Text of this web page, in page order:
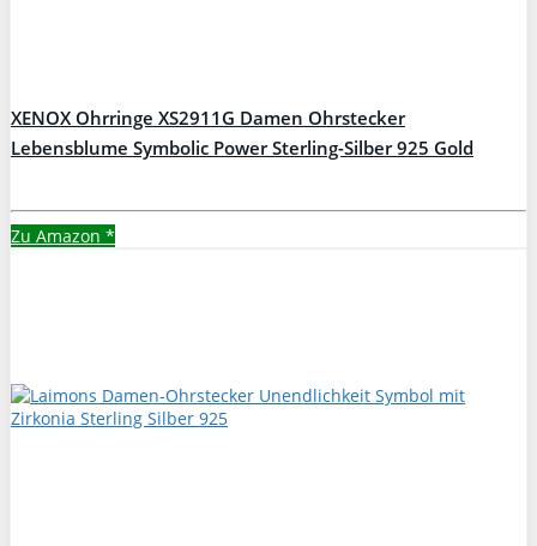
XENOX Ohrringe XS2911G Damen Ohrstecker
Lebensblume Symbolic Power Sterling-Silber 925 Gold
Zu Amazon *